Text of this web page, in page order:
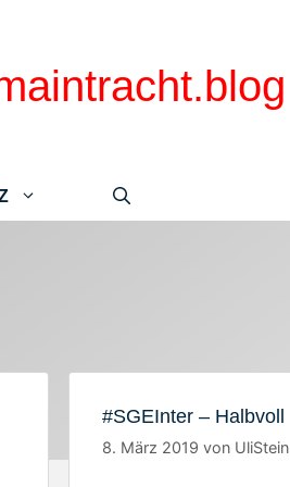
#SGEInter – Halbvoll
8. März 2019 von UliStein